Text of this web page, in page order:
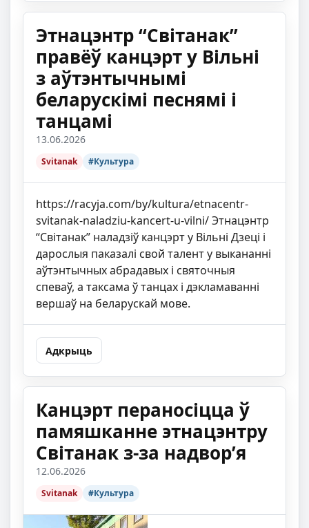
Этнацэнтр “Світанак”
правёў канцэрт у Вільні
з аўтэнтычнымі
беларускімі песнямі і
танцамі
13.06.2026
Svitanak #Культура
https://racyja.com/by/kultura/etnacentr-
svitanak-naladziu-kancert-u-vilni/ Этнацэнтр
“Світанак” наладзіў канцэрт у Вільні Дзеці і
дарослыя паказалі свой талент у выкананні
аўтэнтычных абрадавых і святочныя
спеваў, а таксама ў танцах і дэкламаванні
вершаў на беларускай мове.
Адкрыць
Канцэрт пераносіцца ў
памяшканне этнацэнтру
Світанак з-за надвор’я
12.06.2026
Svitanak #Культура